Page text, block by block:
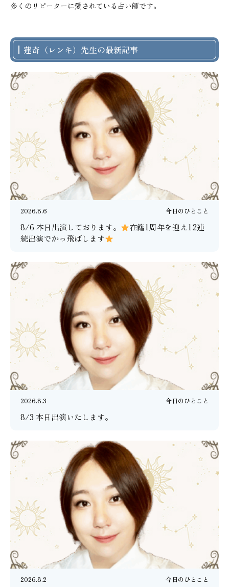
多くのリピーターに愛されている占い師です。
蓮奇（レンキ）先生の最新記事
2026.8.6 今日のひとこと
8/6 本日出演しております。
在籍1周年を迎え12連
続出演でかっ飛ばします
2026.8.3 今日のひとこと
8/3 本日出演いたします。
2026.8.2 今日のひとこと